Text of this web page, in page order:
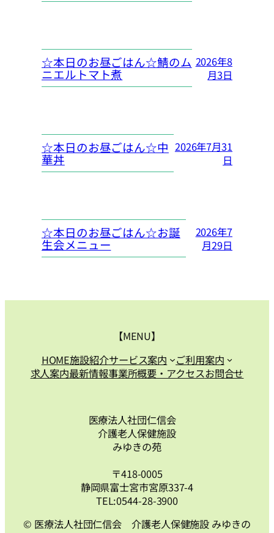
☆本日のお昼ごはん☆鯖のム
ニエルトマト煮
2026年8
月3日
☆本日のお昼ごはん☆中
華丼
2026年7月31
日
☆本日のお昼ごはん☆お誕
生会メニュー
2026年7
月29日
【MENU】
HOME施設紹介サービス案内
ご利用案内
求人案内最新情報事業所概要・アクセスお問合せ
医療法人社団仁信会
介護老人保健施設
みゆきの苑
〒418-0005
静岡県富士宮市宮原337-4
TEL:0544-28-3900
© 医療法人社団仁信会 介護老人保健施設 みゆきの